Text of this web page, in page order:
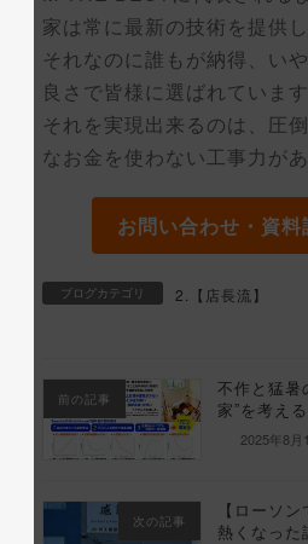
家は常に最新の技術を提供し
それなのに誰もが納得、い
良さで皆様に選ばれています
それを実現出来るのは、圧
なお金を使わない工事力があ
お問い合わせ・資料
ブログカテゴリ 2.【店長流】
前の記事
不作と猛暑
家”を考え
2025年8月
次の記事
【ローソ
熱くなった